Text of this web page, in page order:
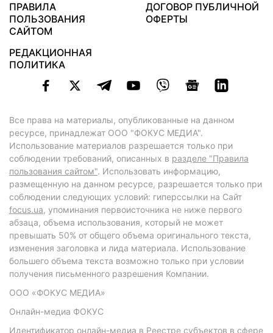
ПРАВИЛА
ПОЛЬЗОВАНИЯ
САЙТОМ
ДОГОВОР ПУБЛИЧНОЙ
ОФЕРТЫ
РЕДАКЦИОННАЯ
ПОЛИТИКА
Все права на материалы, опубликованные на данном
ресурсе, принадлежат ООО "ФОКУС МЕДИА".
Использование материалов разрешается только при
соблюдении требований, описанных в разделе "Правила
пользования сайтом". Использовать информацию,
размещенную на данном ресурсе, разрешается только при
соблюдении следующих условий: гиперссылки на Сайт
focus.ua, упоминания первоисточника не ниже первого
абзаца, объема использования, который не может
превышать 50% от общего объема оригинального текста,
изменения заголовка и лида материала. Использование
большего объема текста возможно только при условии
получения письменного разрешения Компании.
ООО «ФОКУС МЕДИА»
Онлайн-медиа ФОКУС
Идентификатор онлайн-медиа в Реестре субъектов в сфере